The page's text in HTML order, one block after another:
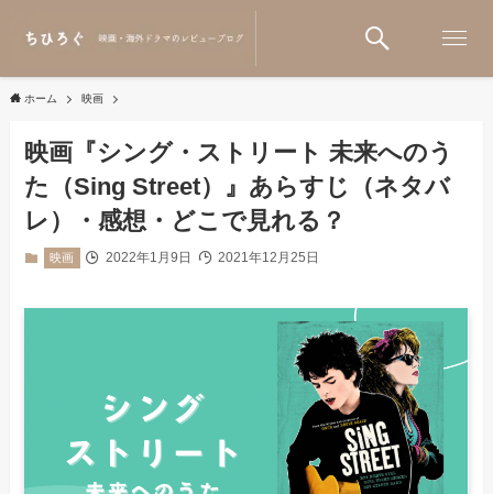
ホーム 映画
映画『シング・ストリート 未来へのう
た（Sing Street）』あらすじ（ネタバ
レ）・感想・どこで見れる？
映画 2022年1月9日 2021年12月25日